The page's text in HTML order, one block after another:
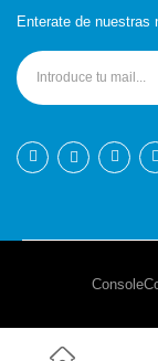
Enterate de nuestras